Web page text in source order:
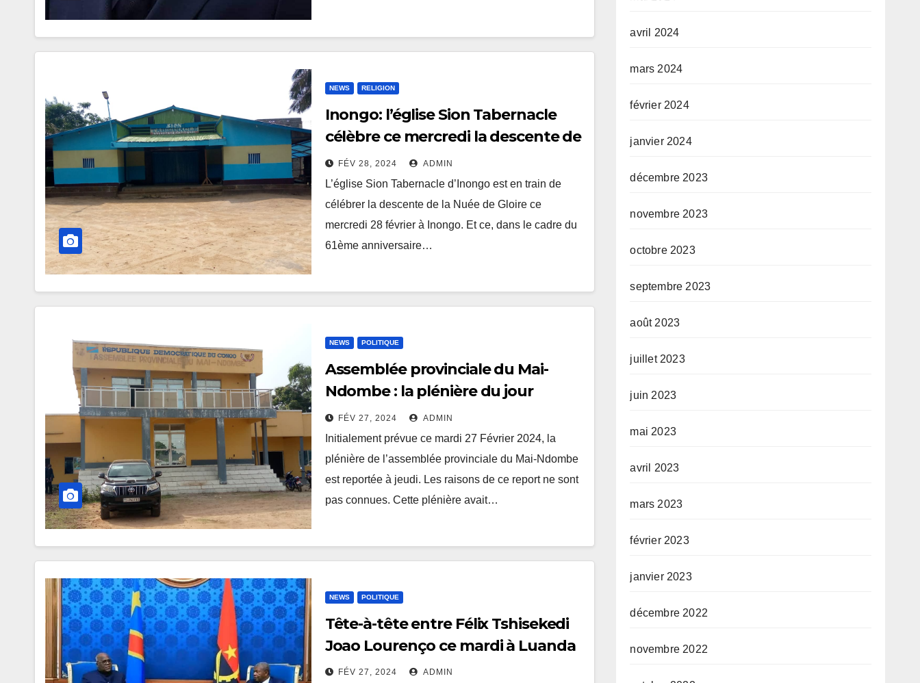
NEWS RELIGION
Inongo: l’église Sion Tabernacle
célèbre ce mercredi la descente de
la nuée de gloire
FÉV 28, 2024 ADMIN
L’église Sion Tabernacle d’Inongo est en train de
célébrer la descente de la Nuée de Gloire ce
mercredi 28 février à Inongo. Et ce, dans le cadre du
61ème anniversaire…
NEWS POLITIQUE
Assemblée provinciale du Mai-
Ndombe : la plénière du jour
reportée
FÉV 27, 2024 ADMIN
Initialement prévue ce mardi 27 Février 2024, la
plénière de l’assemblée provinciale du Mai-Ndombe
est reportée à jeudi. Les raisons de ce report ne sont
pas connues. Cette plénière avait…
NEWS POLITIQUE
Tête-à-tête entre Félix Tshisekedi
Joao Lourenço ce mardi à Luanda
FÉV 27, 2024 ADMIN
avril 2024
mars 2024
février 2024
janvier 2024
décembre 2023
novembre 2023
octobre 2023
septembre 2023
août 2023
juillet 2023
juin 2023
mai 2023
avril 2023
mars 2023
février 2023
janvier 2023
décembre 2022
novembre 2022